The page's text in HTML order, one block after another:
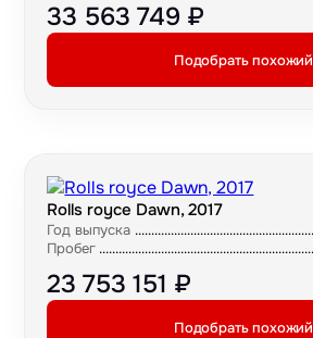
33 563 749 ₽
Подобрать похожий
Rolls royce Dawn, 2017
Год выпуска
Пробег
23 753 151 ₽
Подобрать похожий